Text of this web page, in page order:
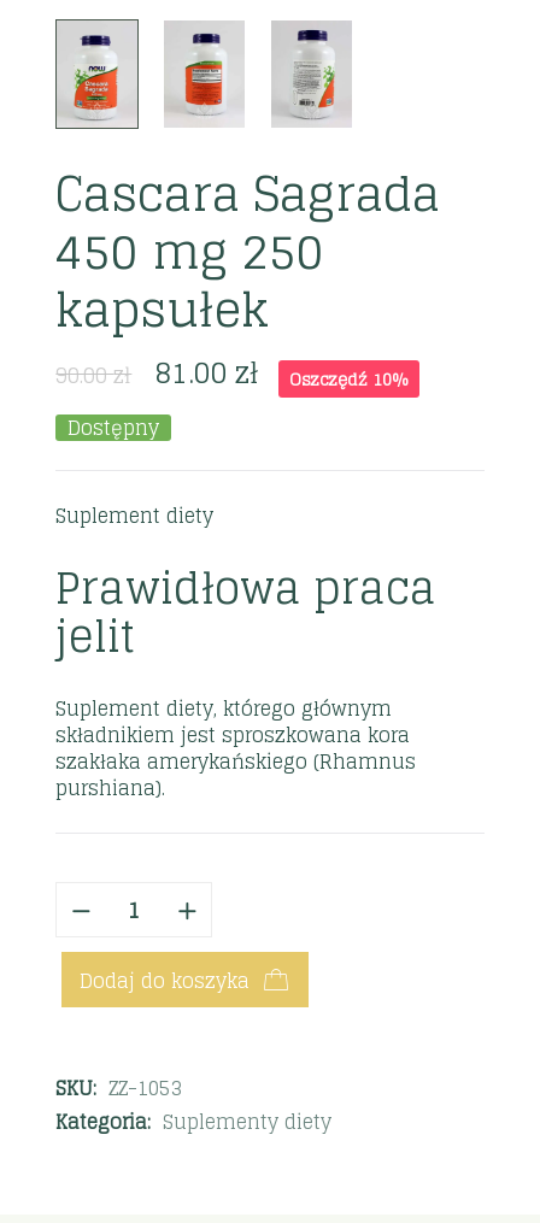
Cascara Sagrada
450 mg 250
kapsułek
90.00zł 81.00zł Oszczędź 10%
Dostępny
Suplement diety
Prawidłowa praca
jelit
Suplement diety, którego głównym
składnikiem jest sproszkowana kora
szakłaka amerykańskiego (Rhamnus
purshiana).
Dodaj do koszyka
SKU: ZZ-1053
Kategoria: Suplementy diety